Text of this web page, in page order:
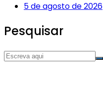
5 de agosto de 2026
Pesquisar